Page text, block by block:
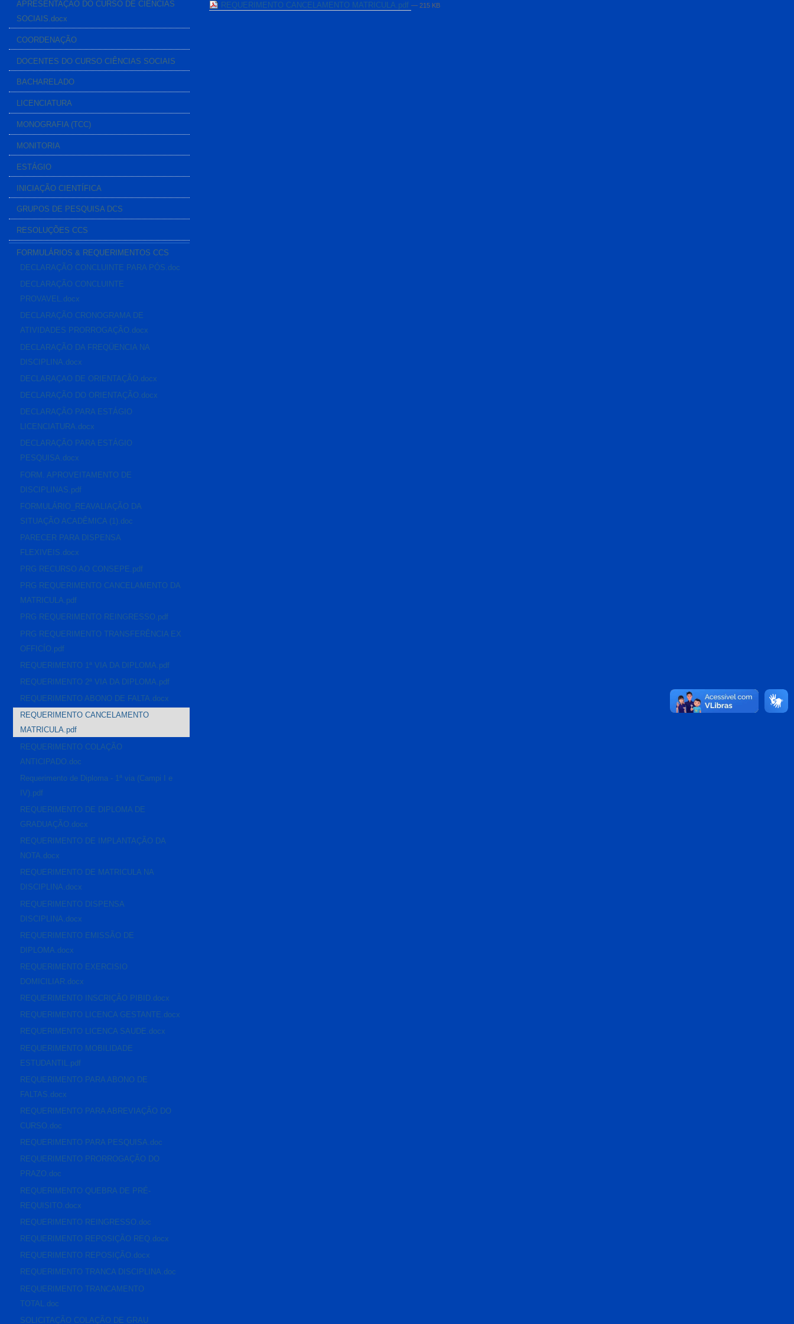
APRESENTAÇÃO DO CURSO DE CIÊNCIAS
SOCIAIS.docx
COORDENAÇÃO
DOCENTES DO CURSO CIÊNCIAS SOCIAIS
BACHARELADO
LICENCIATURA
MONOGRAFIA (TCC)
MONITORIA
ESTÁGIO
INICIAÇÃO CIENTÍFICA
GRUPOS DE PESQUISA DCS
RESOLUÇÕES CCS
FORMULÁRIOS & REQUERIMENTOS CCS
DECLARAÇÃO CONCLUINTE PARA PÓS.doc
DECLARAÇÃO CONCLUINTE
PROVAVEL.docx
DECLARAÇÃO CRONOGRAMA DE
ATIVIDADES PRORROGAÇÃO.docx
DECLARAÇÃO DA FREQÜENCIA NA
DISCIPLINA.docx
DECLARAÇAO DE ORIENTAÇÃO.docx
DECLARAÇÃO DO ORIENTAÇÃO.docx
DECLARAÇÃO PARA ESTÁGIO
LICENCIATURA.docx
DECLARAÇÃO PARA ESTÁGIO
PESQUISA.docx
FORM. APROVEITAMENTO DE
DISCIPLINAS.pdf
FORMULÁRIO_REAVALIAÇÃO DA
SITUAÇÃO ACADÊMICA (1).doc
PARECER PARA DISPENSA
FLEXIVEIS.docx
PRG RECURSO AO CONSEPE.pdf
PRG REQUERIMENTO CANCELAMENTO DA
MATRICULA.pdf
PRG REQUERIMENTO REINGRESSO.pdf
PRG REQUERIMENTO TRANSFERÊNCIA EX
OFFICÍO.pdf
REQUERIMENTO 1ª VIA DA DIPLOMA.pdf
REQUERIMENTO 2ª VIA DA DIPLOMA.pdf
REQUERIMENTO ABONO DE FALTA.docx
REQUERIMENTO CANCELAMENTO
MATRICULA.pdf
REQUERIMENTO COLAÇÃO
ANTICIPADO.doc
Requerimento de Diploma - 1ª via (Campi I e
IV).pdf
REQUERIMENTO DE DIPLOMA DE
GRADUAÇÃO.docx
REQUERIMENTO DE IMPLANTAÇÃO DA
NOTA.docx
REQUERIMENTO DE MATRICULA NA
DISCIPLINA.docx
REQUERIMENTO DISPENSA
DISCIPLINA.docx
REQUERIMENTO EMISSÃO DE
DIPLOMA.docx
REQUERIMENTO EXERCISIO
DOMICILIAR.docx
REQUERIMENTO INSCRIÇÃO PIBID.docx
REQUERIMENTO LICENCA GESTANTE.docx
REQUERIMENTO LICENCA SAUDE.docx
REQUERIMENTO MOBILIDADE
ESTUDANTIL.pdf
REQUERIMENTO PARA ABONO DE
FALTAS.docx
REQUERIMENTO PARA ABREVIAÇÃO DO
CURSO.doc
REQUERIMENTO PARA PESQUISA.doc
REQUERIMENTO PRORROGAÇÃO DO
PRAZO.doc
REQUERIMENTO QUEBRA DE PRÉ-
REQUISITO.docx
REQUERIMENTO REINGRESSO.doc
REQUERIMENTO REPOSIÇÃO REQ.docx
REQUERIMENTO REPOSIÇÃO.docx
REQUERIMENTO TRANCA DISCIPLINA.doc
REQUERIMENTO TRANCAMENTO
TOTAL.doc
SOLICITAÇÃO COLAÇÃO DE GRAU
REQUERIMENTO CANCELAMENTO MATRICULA.pdf— 215 KB